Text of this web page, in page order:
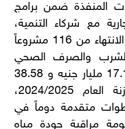
مع شركاء التنمية،
حيث من المخطط الانتهاء من 116 مشروعاً
والصرف الصحي
بإجمالي تكلفة 17.143 مليار جنيه و 38.58
مليون يورو بموازنة العام 2024/2025،
متقدمة دوماً في
مراقبة جودة مياه